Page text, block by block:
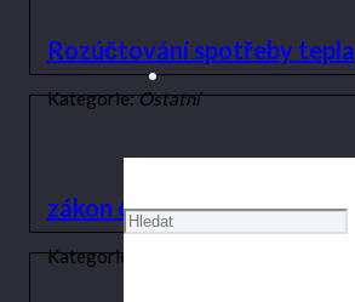
Rozúčtování spotřeby tepla
Kategorie:Ostatní
zákon 67/13
Kategorie: